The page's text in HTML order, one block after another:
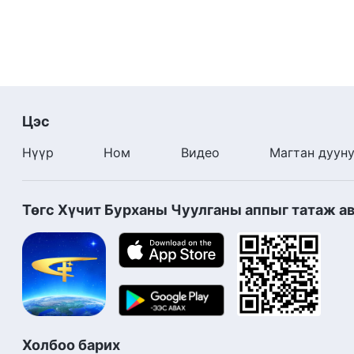
Цэс
Нүүр Ном Видео Магтан
Төгс Хүчит Бурханы Чуулганы аппыг татаж
Холбоо барих